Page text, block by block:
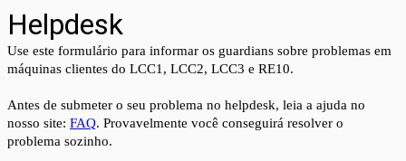
Helpdesk
Use este formulário para informar os guardians sobre problemas em
máquinas clientes do LCC1, LCC2, LCC3 e RE10.
Antes de submeter o seu problema no helpdesk, leia a ajuda no
nosso site: FAQ. Provavelmente você conseguirá resolver o
problema sozinho.